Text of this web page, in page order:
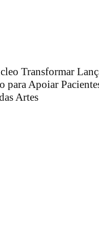
Transformar
para Apoiar
Artes